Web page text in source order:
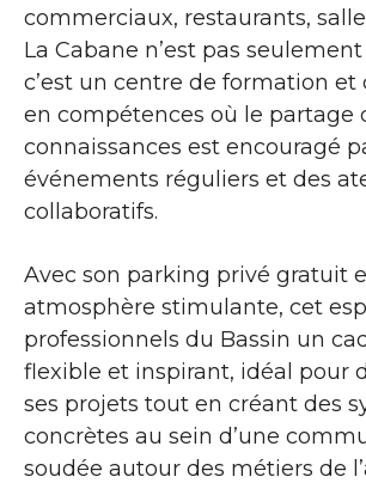
commerciaux, restaurants,
La Cabane n’est pas
c’est un centre de formation et
en compétences où le partage
connaissances est encouragé
événements réguliers et des
collaboratifs.
Avec son parking privé gratuit
atmosphère stimulante, cet
professionnels du Bassin un
flexible et inspirant, idéal pour
ses projets tout en créant des
concrètes au sein d’une
soudée autour des métiers de